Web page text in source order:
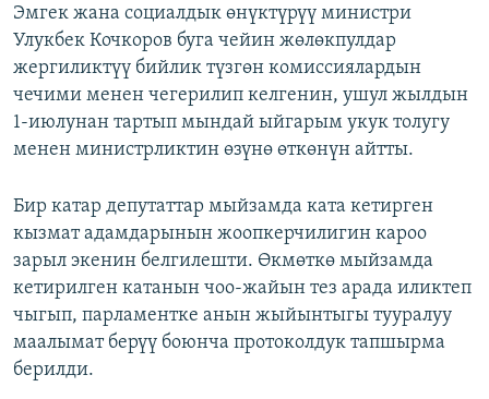
Эмгек жана социалдык өнүктүрүү министри
Улукбек Кочкоров буга чейин жөлөкпулдар
жергиликтүү бийлик түзгөн комиссиялардын
чечими менен чегерилип келгенин, ушул жылдын
1-июлунан тартып мындай ыйгарым укук толугу
менен министрликтин өзүнө өткөнүн айтты.
Бир катар депутаттар мыйзамда ката кетирген
кызмат адамдарынын жоопкерчилигин кароо
зарыл экенин белгилешти. Өкмөткө мыйзамда
кетирилген катанын чоо-жайын тез арада иликтеп
чыгып, парламентке анын жыйынтыгы тууралуу
маалымат берүү боюнча протоколдук тапшырма
берилди.